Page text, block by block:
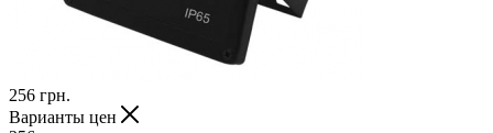
256 грн.
Варианты цен